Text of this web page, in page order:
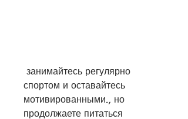
спортом и оставайтесь
мотивированными., но
продолжаете питаться